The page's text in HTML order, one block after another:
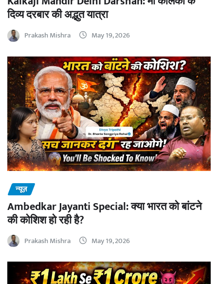
दिव्य दरबार की अद्भुत यात्रा
Prakash Mishra May 19, 2026
न्यूज़
Ambedkar Jayanti Special: क्या भारत को बांटने
की कोशिश हो रही है?
Prakash Mishra May 19, 2026